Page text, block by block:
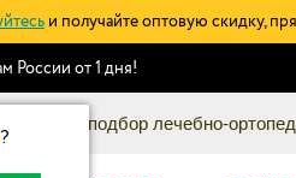
и получайте оптовую скидку,
?
России от 1 дня!
каталог: подбор лечебно-